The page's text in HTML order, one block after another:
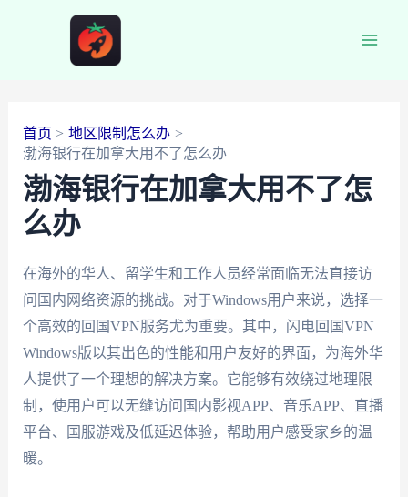
首页
地区限制怎么办
渤海银行在加拿大用不了怎么办
渤海银行在加拿大用不了怎
么办
在海外的华人、留学生和工作人员经常面临无法直接访
问国内网络资源的挑战。对于Windows用户来说，选择一
个高效的回国VPN服务尤为重要。其中，闪电回国VPN
Windows版以其出色的性能和用户友好的界面，为海外华
人提供了一个理想的解决方案。它能够有效绕过地理限
制，使用户可以无缝访问国内影视APP、音乐APP、直播
平台、国服游戏及低延迟体验，帮助用户感受家乡的温
暖。